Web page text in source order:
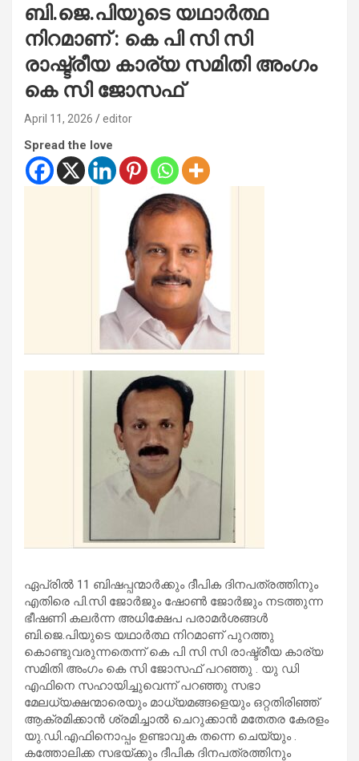
ബി.ജെ.പിയുടെ യഥാർത്ഥ
നിറമാണ് : കെ പി സി സി
രാഷ്ട്രീയ കാര്യ സമിതി അംഗം
കെ സി ജോസഫ്
April 11, 2026 editor
Spread the love
ഏപ്രിൽ 11 ബിഷപ്പന്മാർക്കും ദീപിക ദിനപത്രത്തിനും
എതിരെ പി.സി ജോര്‍ജും ഷോൺ ജോർജും നടത്തുന്ന
ഭീഷണി കലർന്ന അധിക്ഷേപ പരാമര്‍ശങ്ങള്‍
ബി.ജെ.പിയുടെ യഥാർത്ഥ നിറമാണ് പുറത്തു
കൊണ്ടുവരുന്നതെന്ന് കെ പി സി സി രാഷ്ട്രീയ കാര്യ
സമിതി അംഗം കെ സി ജോസഫ് പറഞ്ഞു . യു ഡി
എഫിനെ സഹായിച്ചുവെന്ന് പറഞ്ഞു സഭാ
മേലധ്യക്ഷന്മാരെയും മാധ്യമങ്ങളെയും ഒറ്റതിരിഞ്ഞ്
ആക്രമിക്കാന്‍ ശ്രമിച്ചാല്‍ ചെറുക്കാന്‍ മതേതര കേരളം
യു.ഡി.എഫിനൊപ്പം ഉണ്ടാവുക തന്നെ ചെയ്യും .
കത്തോലിക്ക സഭയ്ക്കും ദീപിക ദിനപത്രത്തിനും